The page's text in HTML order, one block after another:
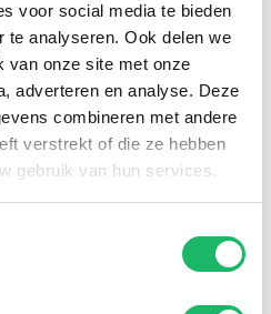
voor social media te bieden
te analyseren. Ook delen we
van onze site met onze
adverteren en analyse. Deze
combineren met andere
verstrekt of die ze hebben
gebruik van hun services.